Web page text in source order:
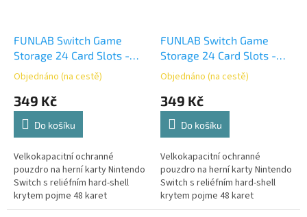
FUNLAB Switch Game
Storage 24 Card Slots -
Zonai 2
Objednáno (na cestě)
349 Kč
Do košíku
Velkokapacitní ochranné
pouzdro na herní karty Nintendo
Switch s reliéfním hard-shell
krytem pojme 48 karet
FUNLAB Switch Game
Storage 24 Card Slots -
Zonai
Objednáno (na cestě)
349 Kč
Do košíku
Velkokapacitní ochranné
pouzdro na herní karty Nintendo
Switch s reliéfním hard-shell
krytem pojme 48 karet